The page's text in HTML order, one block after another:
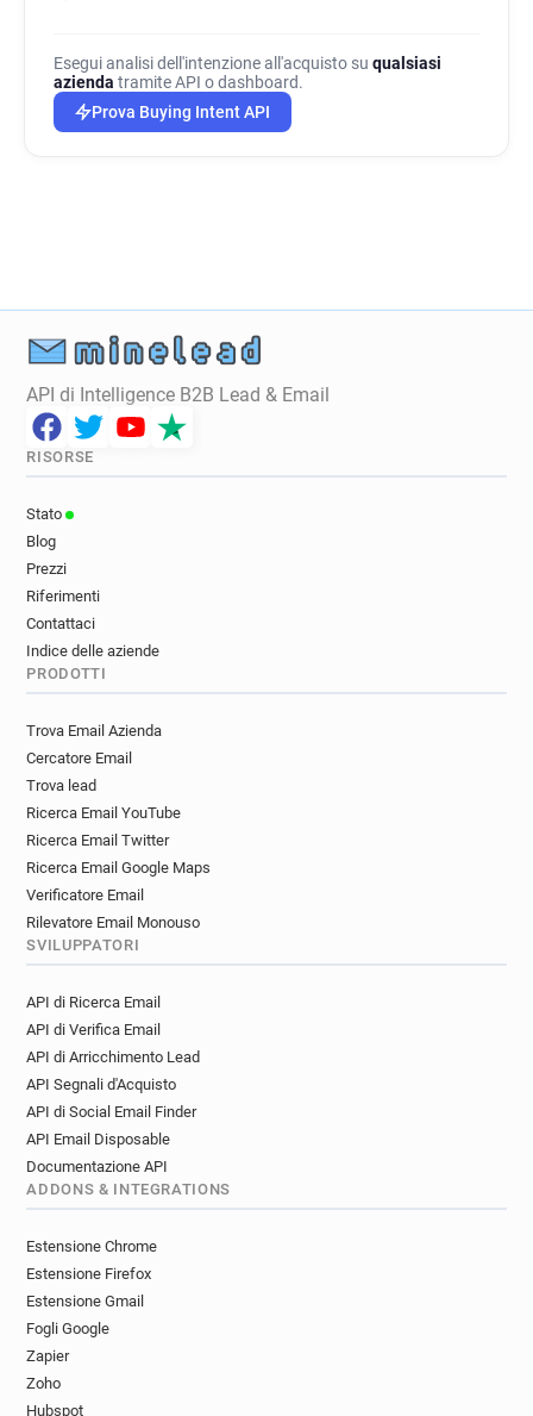
Esegui analisi dell'intenzione all'acquisto su qualsiasi
azienda tramite API o dashboard.
Prova Buying Intent API
API di Intelligence B2B Lead & Email
RISORSE
Stato
Blog
Prezzi
Riferimenti
Contattaci
Indice delle aziende
PRODOTTI
Trova Email Azienda
Cercatore Email
Trova lead
Ricerca Email YouTube
Ricerca Email Twitter
Ricerca Email Google Maps
Verificatore Email
Rilevatore Email Monouso
SVILUPPATORI
API di Ricerca Email
API di Verifica Email
API di Arricchimento Lead
API Segnali d'Acquisto
API di Social Email Finder
API Email Disposable
Documentazione API
ADDONS & INTEGRATIONS
Estensione Chrome
Estensione Firefox
Estensione Gmail
Fogli Google
Zapier
Zoho
Hubspot